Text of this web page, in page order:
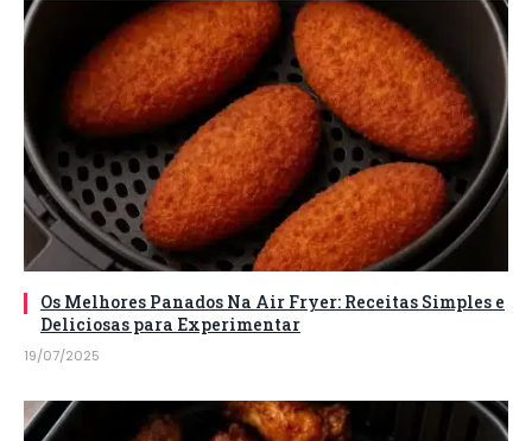
Os Melhores Panados Na Air Fryer: Receitas Simples e
Deliciosas para Experimentar
19/07/2025